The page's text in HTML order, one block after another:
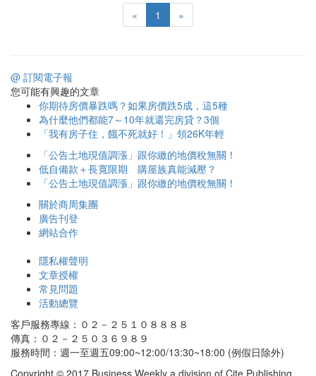
« 1 »
@ 訂閱電子報
您可能有興趣的文章
你期待房價暴跌嗎？如果房價跌5成，這5種
為什麼他們都能7～10年就還完房貸？3個
「我有房子住，餓不死就好！」領26K年輕
「公告土地現值調漲」跟你繳的地價稅無關！
低自備款＋長寬限期 購屋族真能減壓？
「公告土地現值調漲」跟你繳的地價稅無關！
關於商周集團
廣告刊登
網站合作
隱私權聲明
文章授權
常見問題
活動總覽
客戶服務專線：０２－２５１０８８８８
傳真：０２－２５０３６９８９
服務時間：週一至週五09:00~12:00/13:30~18:00 (例假日除外)
Copyright © 2017 Business Weekly a division of Cite Publishing